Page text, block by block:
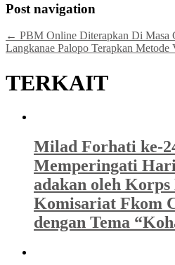
Post navigation
← PBM Online Diterapkan Di Masa
Langkanae Palopo Terapkan Metode
TERKAIT
Milad Forhati ke-
Memperingati
adakan oleh
Komisariat Fkom
dengan Tema